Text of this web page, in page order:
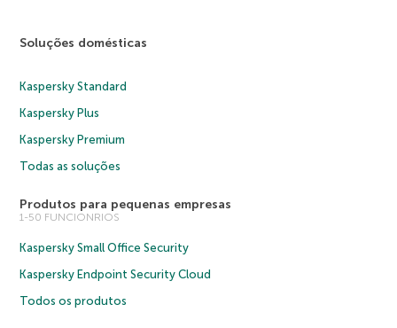
Soluções domésticas
Kaspersky Standard
Kaspersky Plus
Kaspersky Premium
Todas as soluções
Produtos para pequenas empresas
1-50 FUNCIONRIOS
Kaspersky Small Office Security
Kaspersky Endpoint Security Cloud
Todos os produtos